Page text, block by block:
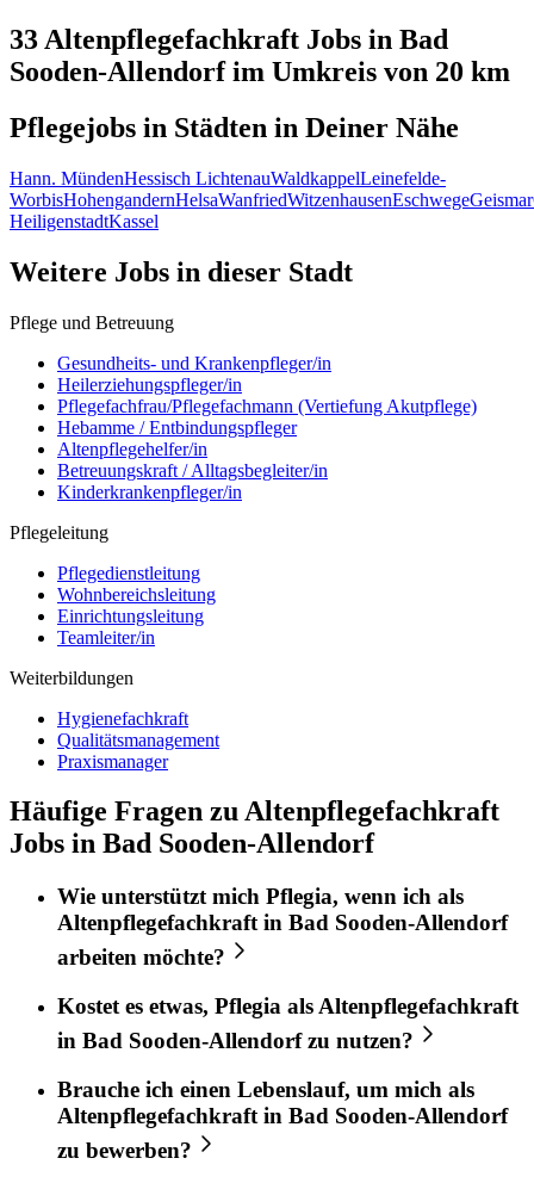
33 Altenpflegefachkraft Jobs in Bad
Sooden-Allendorfim Umkreis von 20 km
Pflegejobs in Städten in Deiner Nähe
Hann. MündenHessisch LichtenauWaldkappelLeinefelde-
WorbisHohengandernHelsaWanfriedWitzenhausenEschwegeGeismar
HeiligenstadtKassel
Weitere Jobs in dieser Stadt
Pflege und Betreuung
Gesundheits- und Krankenpfleger/in
Heilerziehungspfleger/in
Pflegefachfrau/Pflegefachmann (Vertiefung Akutpflege)
Hebamme / Entbindungspfleger
Altenpflegehelfer/in
Betreuungskraft / Alltagsbegleiter/in
Kinderkrankenpfleger/in
Pflegeleitung
Pflegedienstleitung
Wohnbereichsleitung
Einrichtungsleitung
Teamleiter/in
Weiterbildungen
Hygienefachkraft
Qualitätsmanagement
Praxismanager
Häufige Fragen zu Altenpflegefachkraft
Jobs in Bad Sooden-Allendorf
Wie unterstützt mich Pflegia, wenn ich als
Altenpflegefachkraftin Bad Sooden-Allendorf
arbeiten möchte?
Kostet es etwas, Pflegia als Altenpflegefachkraft
in Bad Sooden-Allendorfzu nutzen?
Brauche ich einen Lebenslauf, um mich als
Altenpflegefachkraft in Bad Sooden-Allendorf
zu bewerben?